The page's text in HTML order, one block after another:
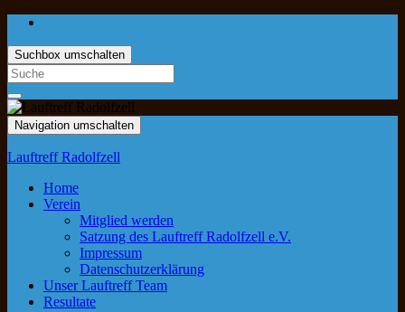
Suchbox umschalten
Navigation umschalten
Lauftreff Radolfzell
Home
Verein
Mitglied werden
Satzung des Lauftreff Radolfzell e.V.
Impressum
Datenschutzerklärung
Unser Lauftreff Team
Resultate